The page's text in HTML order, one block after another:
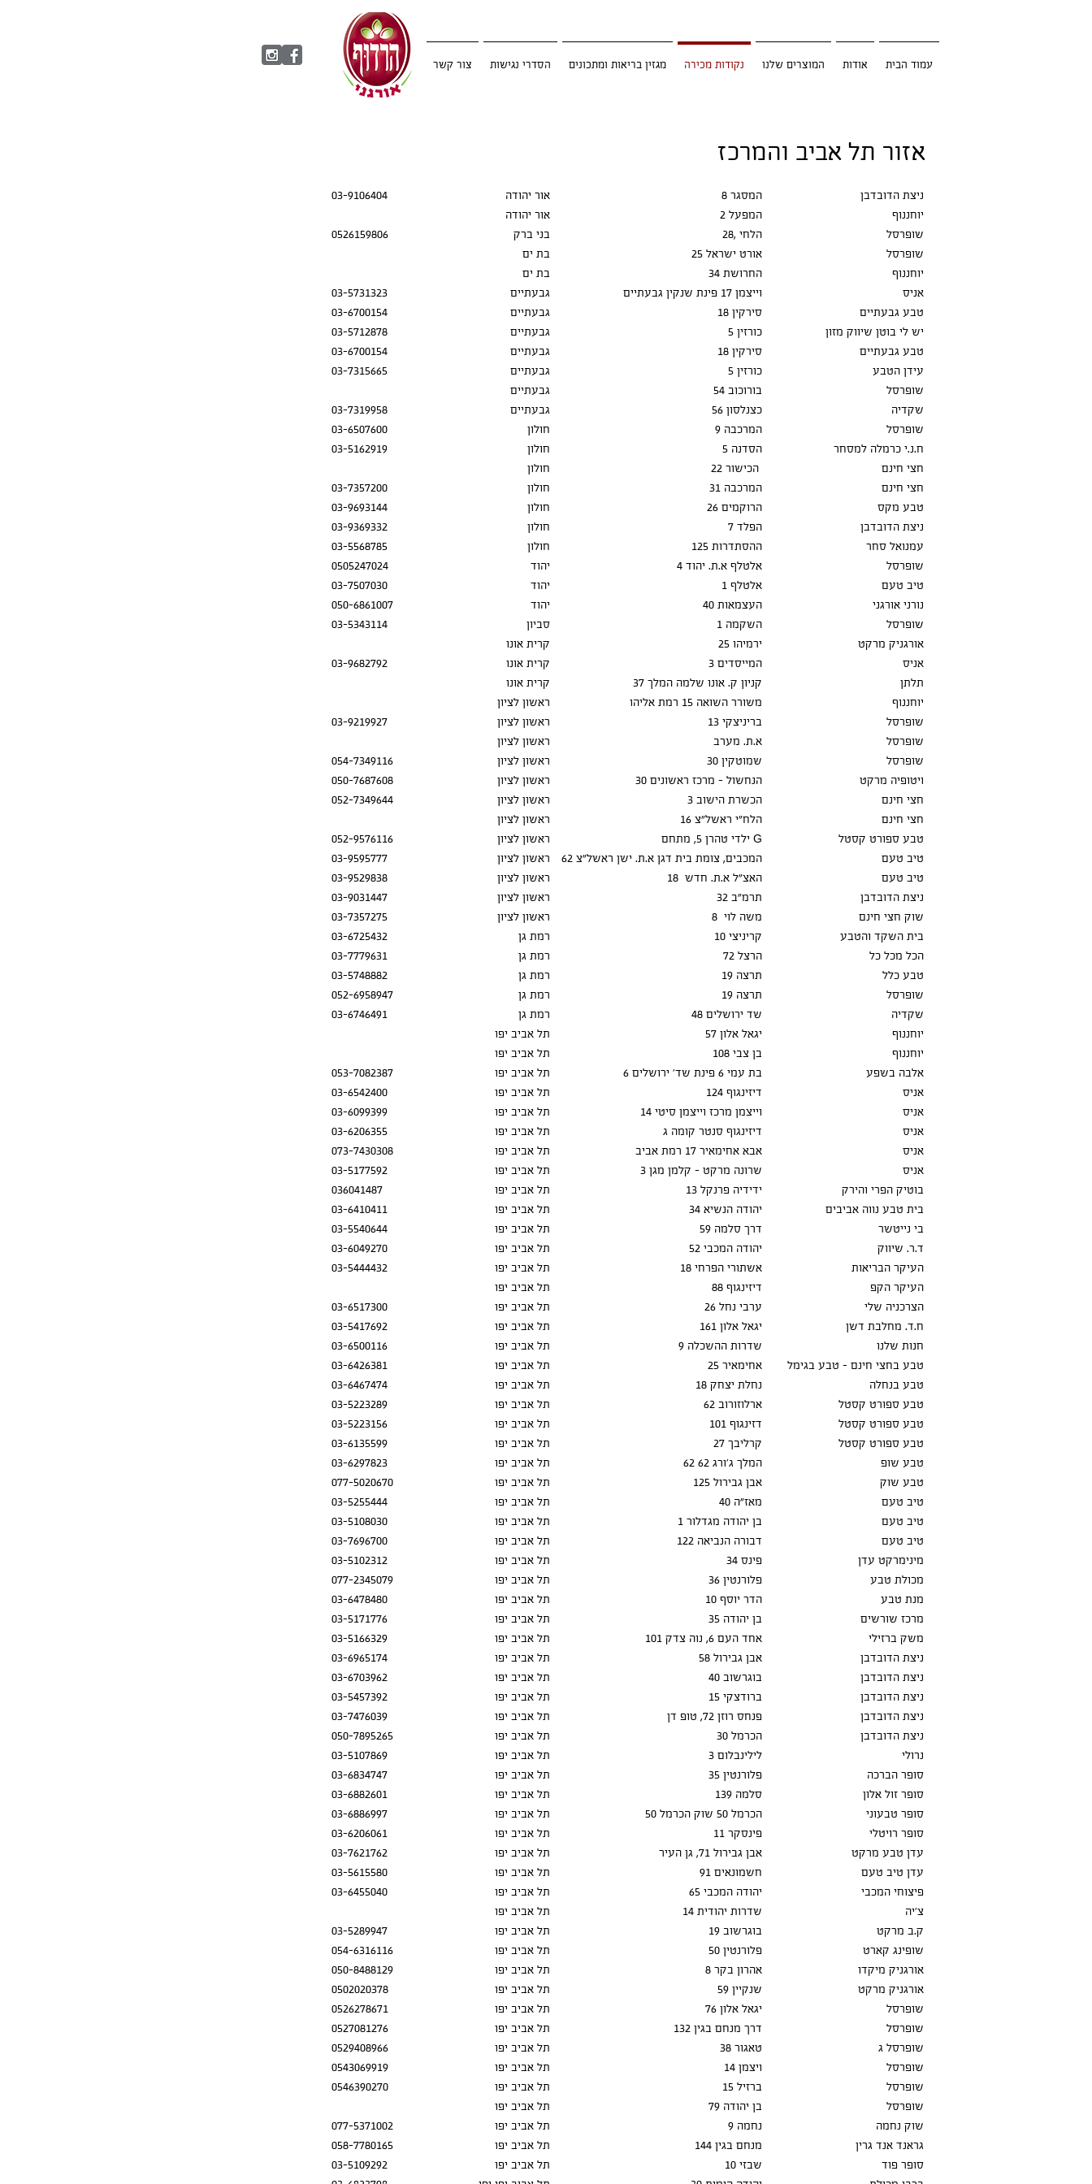
עמוד הבית אודות המוצרים שלנו נקודות מכירה מגזין בריאות ומתכונים הסדרי נגישות צור קשר
אזור תל אביב והמרכז
03-9106404
0526159806
03-5731323
03-6700154
03-5712878
03-6700154
03-7315665
03-7319958
03-6507600
03-5162919
03-7357200
03-9693144
03-9369332
03-5568785
0505247024
03-7507030
050-6861007
03-5343114
03-9682792
03-9219927
054-7349116
050-7687608
052-7349644
052-9576116
03-9595777
03-9529838
03-9031447
03-7357275
03-6725432
03-7779631
03-5748882
052-6958947
03-6746491
053-7082387
03-6542400
03-6099399
03-6206355
073-7430308
03-5177592
036041487
03-6410411
03-5540644
03-6049270
03-5444432
03-6517300
03-5417692
03-6500116
03-6426381
03-6467474
03-5223289
03-5223156
03-6135599
03-6297823
077-5020670
03-5255444
03-5108030
03-7696700
03-5102312
077-2345079
03-6478480
03-5171776
03-5166329
03-6965174
03-6703962
03-5457392
03-7476039
050-7895265
03-5107869
03-6834747
03-6882601
03-6886997
03-6206061
03-7621762
03-5615580
03-6455040
03-5289947
054-6316116
050-8488129
0502020378
0526278671
0527081276
0529408966
0543069919
0546390270
077-5371002
058-7780165
03-5109292
אור יהודה
אור יהודה
בני ברק
בת ים
בת ים
גבעתיים
גבעתיים
גבעתיים
גבעתיים
גבעתיים
גבעתיים
גבעתיים
חולון
חולון
חולון
חולון
חולון
חולון
חולון
יהוד
יהוד
יהוד
סביון
קרית אונו
קרית אונו
קרית אונו
ראשון לציון
ראשון לציון
ראשון לציון
ראשון לציון
ראשון לציון
ראשון לציון
ראשון לציון
ראשון לציון
ראשון לציון
ראשון לציון
ראשון לציון
ראשון לציון
רמת גן
רמת גן
רמת גן
רמת גן
רמת גן
תל אביב יפו
תל אביב יפו
תל אביב יפו
תל אביב יפו
תל אביב יפו
תל אביב יפו
תל אביב יפו
תל אביב יפו
תל אביב יפו
תל אביב יפו
תל אביב יפו
תל אביב יפו
תל אביב יפו
תל אביב יפו
תל אביב יפו
תל אביב יפו
תל אביב יפו
תל אביב יפו
תל אביב יפו
תל אביב יפו
תל אביב יפו
תל אביב יפו
תל אביב יפו
תל אביב יפו
תל אביב יפו
תל אביב יפו
תל אביב יפו
תל אביב יפו
תל אביב יפו
תל אביב יפו
תל אביב יפו
תל אביב יפו
תל אביב יפו
תל אביב יפו
תל אביב יפו
תל אביב יפו
תל אביב יפו
תל אביב יפו
תל אביב יפו
תל אביב יפו
תל אביב יפו
תל אביב יפו
תל אביב יפו
תל אביב יפו
תל אביב יפו
תל אביב יפו
תל אביב יפו
תל אביב יפו
תל אביב יפו
תל אביב יפו
תל אביב יפו
תל אביב יפו
תל אביב יפו
תל אביב יפו
תל אביב יפו
תל אביב יפו
תל אביב יפו
תל אביב יפו
תל אביב יפו
המסגר 8
המפעל 2
הלחי ,28
אורט ישראל 25
החרושת 34
וייצמן 17 פינת שנקין גבעתיים
סירקין 18
כורזין 5
סירקין 18
כורזין 5
בורוכוב 54
כצנלסון 56
המרכבה 9
הסדנה 5
המרכבה 31
הרוקמים 26
הפלד 7
ההסתדרות 125
אלטלף א.ת. יהוד 4
אלטלף 1
העצמאות 40
השקמה 1
ירמיהו 25
המייסדים 3
קניון ק. אונו שלמה המלך 37
משורר השואה 15 רמת אליהו
בריניצקי 13
א.ת. מערב
שמוטקין 30
הנחשול - מרכז ראשונים 30
הכשרת הישוב 3
הלח"י ראשל"צ 16
G
המכבים, צומת בית דגן א.ת. ישן ראשל"צ 62
האצ"ל א.ת. חדש 18
תרמ"ב 32
משה לוי 8
קריניצי 10
הרצל 72
תרצה 19
תרצה 19
שד ירושלים 48
יגאל אלון 57
בן צבי 108
בת עמי 6 פינת שד' ירושלים 6
דיזינגוף 124
וייצמן מרכז וייצמן סיטי 14
דיזינגוף סנטר קומה ג
אבא אחימאיר 17 רמת אביב
שרונה מרקט - קלמן מגן 3
ידידיה פרנקל 13
יהודה הנשיא 34
דרך סלמה 59
יהודה המכבי 52
אשתורי הפרחי 18
דיזינגוף 88
ערבי נחל 26
יגאל אלון 161
שדרות ההשכלה 9
אחימאיר 25
נחלת יצחק 18
ארלוזורוב 62
דזינגוף 101
קרליבך 27
62 המלך ג'ורג 62
אבן גבירול 125
מאז"ה 40
בן יהודה מגדלור 1
דבורה הנביאה 122
פינס 34
פלורנטין 36
הדר יוסף 10
בן יהודה 35
אחד העם 6, נוה צדק 101
אבן גבירול 58
בוגרשוב 40
ברודצקי 15
פנחס רוזן 72, טופ דן
הכרמל 30
לילינבלום 3
פלורנטין 35
סלמה 139
הכרמל 50 שוק הכרמל 50
פינסקר 11
אבן גבירול 71, גן העיר
חשמונאים 91
יהודה המכבי 65
שדרות יהודית 14
בוגרשוב 19
פלורנטין 50
אהרון בקר 8
שנקיין 59
יגאל אלון 76
דרך מנחם בגין 132
טאגור 38
ויצמן 14
ברזיל 15
בן יהודה 79
נחמה 9
מנחם בגין 144
שבזי 10
ניצת הדובדבן
יוחננוף
שופרסל
שופרסל
יוחננוף
אניס
טבע גבעתיים
יש לי בוטן שיווק מזון
טבע גבעתיים
עידן הטבע
שופרסל
שקדיה
שופרסל
ח.נ.י כרמלה למסחר
חצי חינם
חצי חינם
טבע מקס
ניצת הדובדבן
עמנואל סחר
שופרסל
טיב טעם
נורני אורגני
שופרסל
אורגניק מרקט
אניס
תלתן
יוחננוף
שופרסל
שופרסל
שופרסל
ויטופיה מרקט
חצי חינם
חצי חינם
טבע ספורט קסטל
טיב טעם
טיב טעם
ניצת הדובדבן
שוק חצי חינם
בית השקד והטבע
הכל מכל כל
טבע כלל
שופרסל
שקדיה
יוחננוף
יוחננוף
אלבה בשפע
אניס
אניס
אניס
אניס
אניס
בוטיק הפרי והירק
בית טבע נווה אביבים
בי נייטשר
ד.ר. שיווק
העיקר הבריאות
העיקר הקפ
הצרכניה שלי
ח.ד. מחלבת דשן
חנות שלנו
טבע בחצי חינם - טבע בגימל
טבע בנחלה
טבע ספורט קסטל
טבע ספורט קסטל
טבע ספורט קסטל
טבע שופ
טבע שוק
טיב טעם
טיב טעם
טיב טעם
מינימרקט עדן
מכולת טבע
מנת טבע
מרכז שורשים
משק ברזילי
ניצת הדובדבן
ניצת הדובדבן
ניצת הדובדבן
ניצת הדובדבן
ניצת הדובדבן
נרולי
סופר הברכה
סופר זול אלון
סופר טבעוני
סופר רויטלי
עדן טבע מרקט
עדן טיב טעם
פיצוחי המכבי
צ'יה
ק.ב מרקט
שופינג קארט
אורגניק מיקדו
אורגניק מרקט
שופרסל
שופרסל
שופרסל ג
שופרסל
שופרסל
שופרסל
שוק נחמה
גראנד אנד גרין
סופר פוד